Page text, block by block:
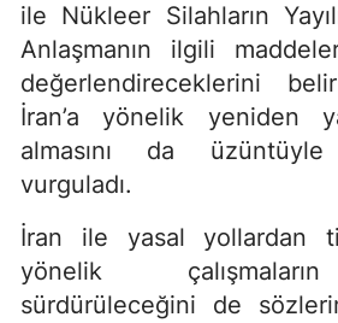
ile Nükleer Silahların
Anlaşmanın ilgili
değerlendireceklerini
İran’a yönelik yeniden
almasını da üzüntüyle
vurguladı.
İran ile yasal yollardan
yönelik
sürdürüleceğini de